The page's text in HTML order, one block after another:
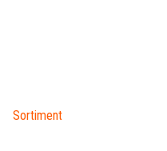
Sortiment